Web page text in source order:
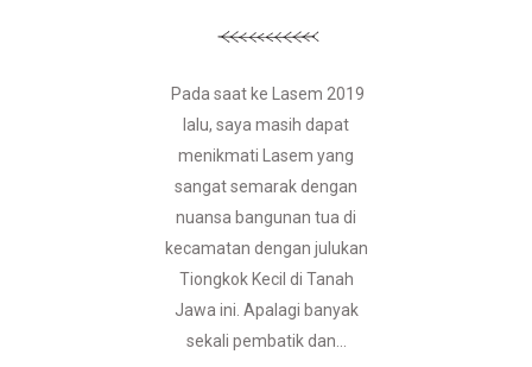
Pada saat ke Lasem 2019
lalu, saya masih dapat
menikmati Lasem yang
sangat semarak dengan
nuansa bangunan tua di
kecamatan dengan julukan
Tiongkok Kecil di Tanah
Jawa ini. Apalagi banyak
sekali pembatik dan...